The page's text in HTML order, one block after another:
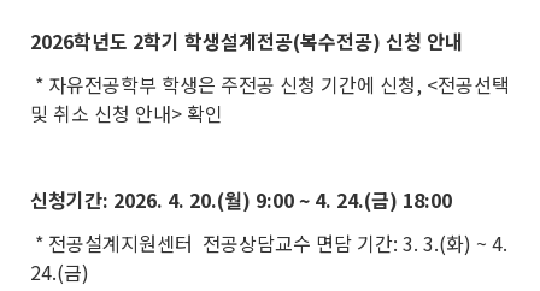
2026학년도 2학기 학생설계전공(복수전공) 신청 안내
* 자유전공학부 학생은 주전공 신청 기간에 신청, <전공선택
및 취소 신청 안내> 확인
신청기간: 2026. 4. 20.(월) 9:00 ~ 4. 24.(금) 18:00
* 전공설계지원센터 전공상담교수 면담 기간: 3. 3.(화) ~ 4.
24.(금)